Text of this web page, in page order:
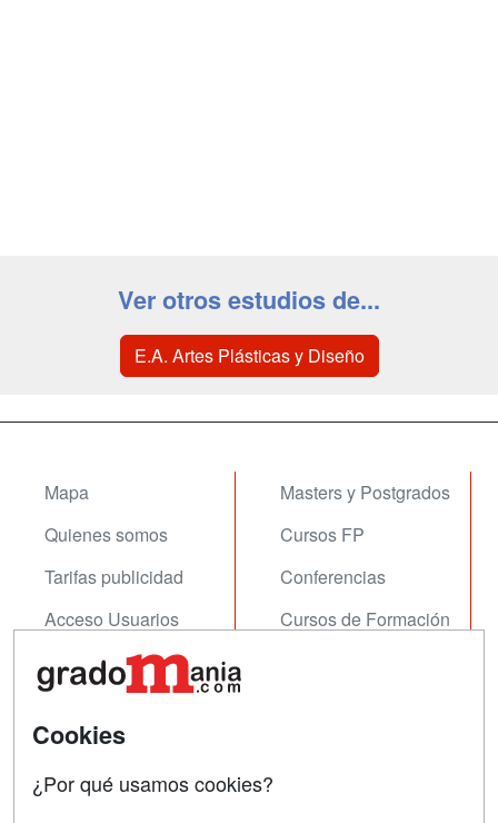
Ver otros estudios de...
E.A. Artes Plásticas y Diseño
Mapa
Quienes somos
Tarifas publicidad
Acceso Usuarios
Acceso Centros
Masters y Postgrados
Cursos FP
Conferencias
Cursos de Formación
Contactar
Cookies
¿Por qué usamos cookies?